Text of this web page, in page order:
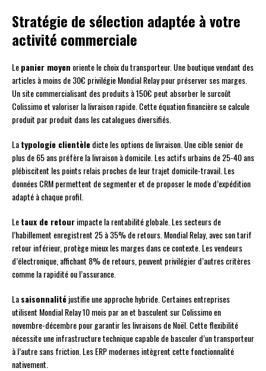
Stratégie de sélection adaptée à votre
activité commerciale
Lepanier moyen oriente le choix du transporteur. Une boutique vendant des
articles à moins de 30€ privilégie Mondial Relay pour préserver ses marges.
Un site commercialisant des produits à 150€ peut absorber le surcoût
Colissimo et valoriser la livraison rapide. Cette équation financière se calcule
produit par produit dans les catalogues diversifiés.
Latypologie clientèledicte les options de livraison. Une cible senior de
plus de 65 ans préfère la livraison à domicile. Les actifs urbains de 25-40 ans
plébiscitent les points relais proches de leur trajet domicile-travail. Les
données CRM permettent de segmenter et de proposer le mode d’expédition
adapté à chaque profil.
Letaux de retourimpacte la rentabilité globale. Les secteurs de
l’habillement enregistrent 25 à 35% de retours. Mondial Relay, avec son tarif
retour inférieur, protège mieux les marges dans ce contexte. Les vendeurs
d’électronique, affichant 8% de retours, peuvent privilégier d’autres critères
comme la rapidité ou l’assurance.
Lasaisonnalitéjustifie une approche hybride. Certaines entreprises
utilisent Mondial Relay 10 mois par an et basculent sur Colissimo en
novembre-décembre pour garantir les livraisons de Noël. Cette flexibilité
nécessite une infrastructure technique capable de basculer d’un transporteur
à l’autre sans friction. Les ERP modernes intègrent cette fonctionnalité
nativement.